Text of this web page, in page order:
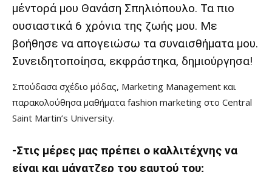
μέντορά μου Θανάση Σπηλιόπουλο. Τα πιο
ουσιαστικά 6 χρόνια της ζωής μου. Με
βοήθησε να απογειώσω τα συναισθήματα μου.
Συνειδητοποίησα, εκφράστηκα, δημιούργησα!
Σπούδασα σχέδιο μόδας, Marketing Management και
παρακολούθησα μαθήματα fashion marketing στο Central
Saint Martin’s University.
-Στις μέρες μας πρέπει ο καλλιτέχνης να
είναι και μάνατζερ του εαυτού του;